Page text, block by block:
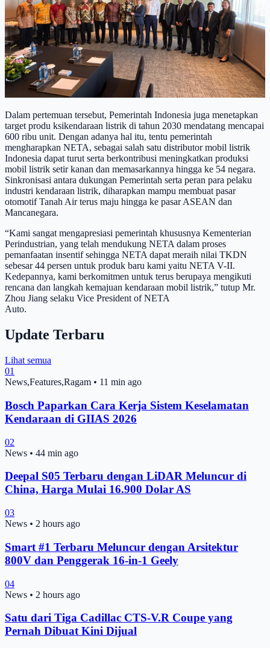
Dalam pertemuan tersebut, Pemerintah Indonesia juga menetapkan
target produ ksikendaraan listrik di tahun 2030 mendatang mencapai
600 ribu unit. Dengan adanya hal itu, tentu pemerintah
mengharapkan NETA, sebagai salah satu distributor mobil listrik
Indonesia dapat turut serta berkontribusi meningkatkan produksi
mobil listrik setir kanan dan memasarkannya hingga ke 54 negara.
Sinkronisasi antara dukungan Pemerintah serta peran para pelaku
industri kendaraan listrik, diharapkan mampu membuat pasar
otomotif Tanah Air terus maju hingga ke pasar ASEAN dan
Mancanegara.
“Kami sangat mengapresiasi pemerintah khususnya Kementerian
Perindustrian, yang telah mendukung NETA dalam proses
pemanfaatan insentif sehingga NETA dapat meraih nilai TKDN
sebesar 44 persen untuk produk baru kami yaitu NETA V-II.
Kedepannya, kami berkomitmen untuk terus berupaya mengikuti
rencana dan langkah kemajuan kendaraan mobil listrik,” tutup Mr.
Zhou Jiang selaku Vice President of NETA
Auto.
Update Terbaru
Lihat semua
01
News,Features,Ragam • 11 min ago
Bosch Paparkan Cara Kerja Sistem Keselamatan
Kendaraan di GIIAS 2026
02
News • 44 min ago
Deepal S05 Terbaru dengan LiDAR Meluncur di
China, Harga Mulai 16.900 Dolar AS
03
News • 2 hours ago
Smart #1 Terbaru Meluncur dengan Arsitektur
800V dan Penggerak 16-in-1 Geely
04
News • 2 hours ago
Satu dari Tiga Cadillac CTS-V.R Coupe yang
Pernah Dibuat Kini Dijual